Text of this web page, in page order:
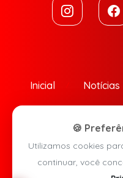
Inicial Notícias
🍪
Utilizamos cookies
continuar, você